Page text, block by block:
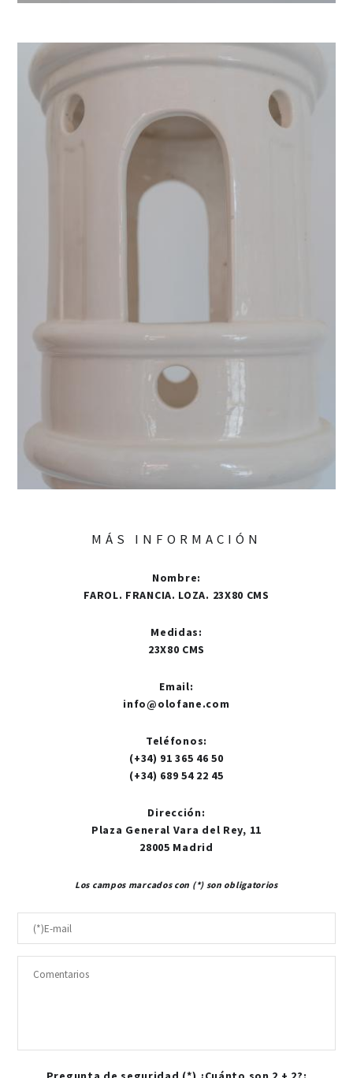
MÁS INFORMACIÓN
Nombre:
FAROL. FRANCIA. LOZA. 23X80 CMS
Medidas:
23X80 CMS
Email:
info@olofane.com
Teléfonos:
(+34) 91 365 46 50
(+34) 689 54 22 45
Dirección:
Plaza General Vara del Rey, 11
28005 Madrid
Los campos marcados con (*) son obligatorios